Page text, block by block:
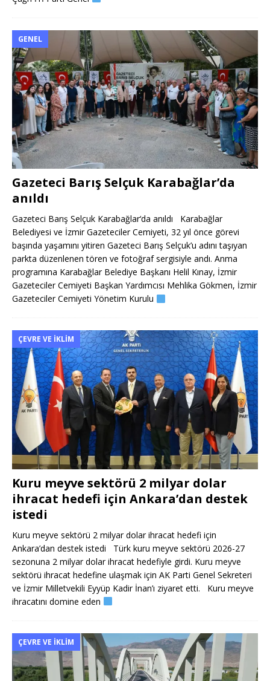
GENEL
Gazeteci Barış Selçuk Karabağlar’da
anıldı
Gazeteci Barış Selçuk Karabağlar‘da anıldı Karabağlar
Belediyesi ve İzmir Gazeteciler Cemiyeti, 32 yıl önce görevi
başında yaşamını yitiren Gazeteci Barış Selçuk’u adını taşıyan
parkta düzenlenen tören ve fotoğraf sergisiyle andı. Anma
programına Karabağlar Belediye Başkanı Helil Kınay, İzmir
Gazeteciler Cemiyeti Başkan Yardımcısı Mehlika Gökmen, İzmir
Gazeteciler Cemiyeti Yönetim Kurulu
ÇEVRE VE İKLIM
Kuru meyve sektörü 2 milyar dolar
ihracat hedefi için Ankara’dan destek
istedi
Kuru meyve sektörü 2 milyar dolar ihracat hedefi için
Ankara’dan destek istedi Türk kuru meyve sektörü 2026-27
sezonuna 2 milyar dolar ihracat hedefiyle girdi. Kuru meyve
sektörü ihracat hedefine ulaşmak için AK Parti Genel Sekreteri
ve İzmir Milletvekili Eyyüp Kadir İnan’ı ziyaret etti. Kuru meyve
ihracatını domine eden
ÇEVRE VE İKLIM